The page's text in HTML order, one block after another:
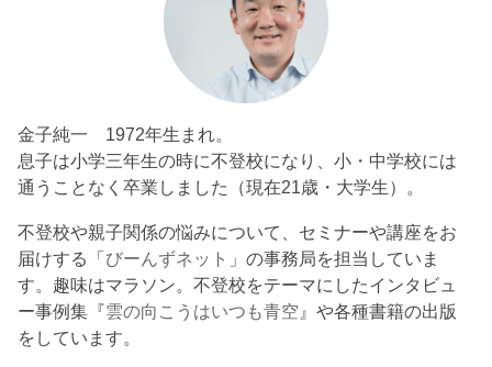
金子純一 1972年生まれ。
息子は小学三年生の時に不登校になり、小・中学校には
通うことなく卒業しました（現在21歳・大学生）。
不登校や親子関係の悩みについて、セミナーや講座をお
届けする「びーんずネット 」の事務局を担当していま
す。趣味はマラソン。不登校をテーマにしたインタビュ
ー事例集『雲の向こうはいつも青空 』や各種書籍の出版
をしています。